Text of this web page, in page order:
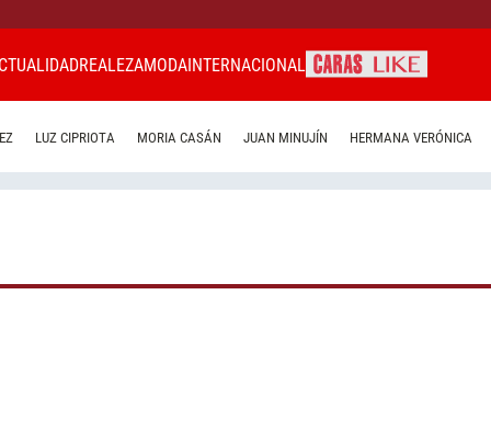
REALEZAMODAINTERNACIONAL
LUZ CIPRIOTA MORIA CASÁN JUAN MINUJÍN HERMANA VERÓNICA